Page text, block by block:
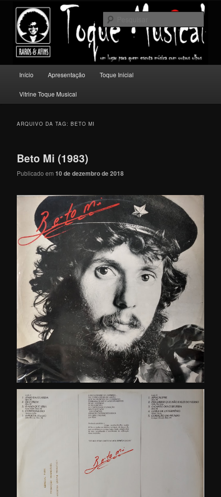
conteúdo
principal
conteúdo
secundário
Toque Musical
Um lugar para quem escuta música com outros olhos.
principal
Início Apresentação Toque Inicial
Vitrine Toque Musical
ARQUIVO DA TAG:BETO MI
Beto Mi (1983)
Publicado em10 de dezembro de 2018